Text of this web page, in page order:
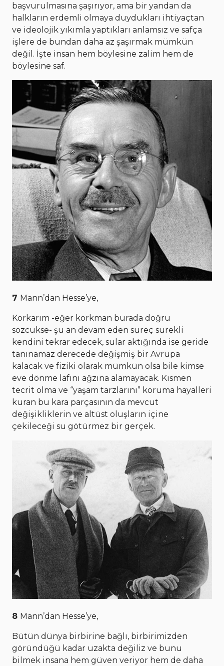
başvurulmasına şaşırıyor, ama bir yandan da
halkların erdemli olmaya duydukları ihtiyaçtan
ve ideolojik yıkımla yaptıkları anlamsız ve safça
işlere de bundan daha az şaşırmak mümkün
değil. İşte insan hem böylesine zalim hem de
böylesine saf.
7 Mann’dan Hesse’ye,
Korkarım -eğer korkman burada doğru
sözcükse- şu an devam eden süreç sürekli
kendini tekrar edecek, sular aktığında ise geride
tanınamaz derecede değişmiş bir Avrupa
kalacak ve fiziki olarak mümkün olsa bile kimse
eve dönme lafını ağzına alamayacak. Kısmen
tecrit olma ve “yaşam tarzlarını” koruma hayalleri
kuran bu kara parçasının da mevcut
değişikliklerin ve altüst oluşların içine
çekileceği su götürmez bir gerçek.
8 Mann’dan Hesse’ye,
Bütün dünya birbirine bağlı, birbirimizden
göründüğü kadar uzakta değiliz ve bunu
bilmek insana hem güven veriyor hem de daha